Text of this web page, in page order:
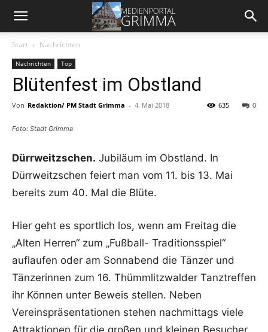
Start Nachrichten
Nachrichten Top
Blütenfest im Obstland
Von Redaktion/ PM Stadt Grimma - 4. Mai 2018 0
635
Foto: Stadt Grimma
Dürrweitzschen. Jubiläum im Obstland. In
Dürrweitzschen feiert man vom 11. bis 13. Mai
bereits zum 40. Mal die Blüte.
Hier geht es sportlich los, wenn am Freitag die
„Alten Herren“ zum „Fußball- Traditionsspiel“
auflaufen oder am Sonnabend die Tänzer und
Tänzerinnen zum 16. Thümmlitzwalder Tanztreffen
ihr Können unter Beweis stellen. Neben
Vereinspräsentationen stehen nachmittags viele
Attraktionen für die großen und kleinen Besucher